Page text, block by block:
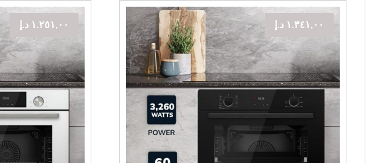
١.٣٤١,٠٠ د.إ ١.٢٥١,٠٠ د.إ